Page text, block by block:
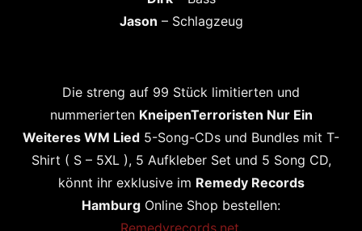
Jason – Schlagzeug
Die streng auf 99 Stück limitierten und
nummerierten KneipenTerroristen Nur Ein
Weiteres WM Lied 5-Song-CDs und Bundles mit T-
Shirt ( S – 5XL ), 5 Aufkleber Set und 5 Song CD,
könnt ihr exklusive im Remedy Records
Hamburg Online Shop bestellen:
Remedyrecords.net.